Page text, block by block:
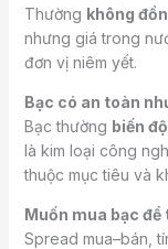
Thường không
nhưng giá trong
đơn vị niêm yết.
Bạc có an toàn
Bạc thường biến
là kim loại công
thuộc mục tiêu và
Muốn mua bạc
Spread mua–bán,